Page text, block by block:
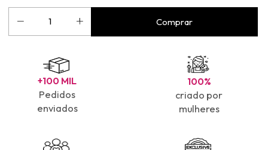
+100 MIL
Pedidos
enviados
100%
criado por
mulheres